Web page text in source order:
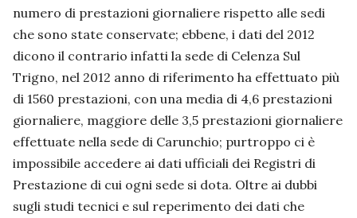
numero di prestazioni giornaliere rispetto alle sedi
che sono state conservate; ebbene, i dati del 2012
dicono il contrario infatti la sede di Celenza Sul
Trigno, nel 2012 anno di riferimento ha effettuato più
di 1560 prestazioni, con una media di 4,6 prestazioni
giornaliere, maggiore delle 3,5 prestazioni giornaliere
effettuate nella sede di Carunchio; purtroppo ci è
impossibile accedere ai dati ufficiali dei Registri di
Prestazione di cui ogni sede si dota. Oltre ai dubbi
sugli studi tecnici e sul reperimento dei dati che